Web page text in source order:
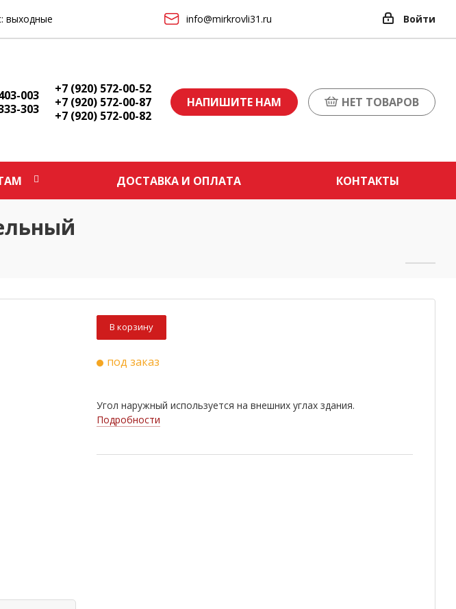
выходные info@mirkrovli31.ru Войти
003
303
+7 (920) 572-00-52
+7 (920) 572-00-87
+7 (920) 572-00-82
НАПИШИТЕ НАМ НЕТ ТОВАРОВ
ДОСТАВКА И ОПЛАТА КОНТАКТЫ
В корзину
под заказ
Угол наружный используется на внешних углах здания.
Подробности